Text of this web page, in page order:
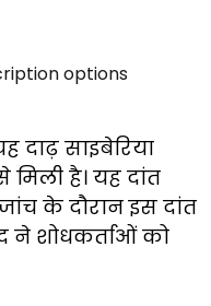
दाढ़ साइबेरिया
है। यह दांत
के दौरान इस दांत
ने शोधकर्ताओं को